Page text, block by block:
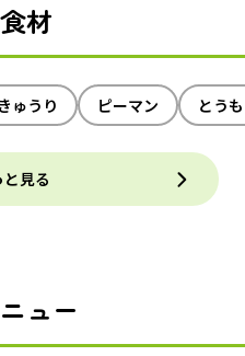
材
きゅうり ピーマン とう
見る
ュー